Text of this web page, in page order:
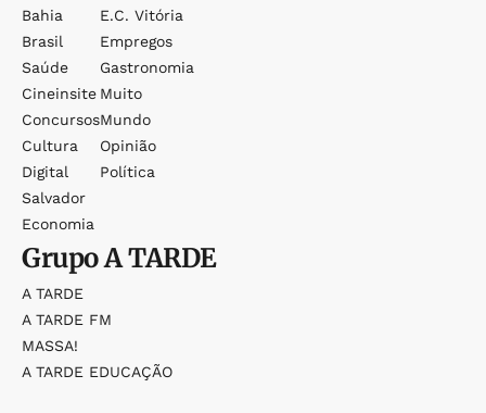
Bahia
Brasil
Saúde
Cineinsite
Concursos
Cultura
Digital
Salvador
Economia
E.c. Vitória
Empregos
Gastronomia
Muito
Mundo
Opinião
Política
GrupoA TARDE
A TARDE
A TARDE FM
MASSA!
A TARDE EDUCAÇÃO